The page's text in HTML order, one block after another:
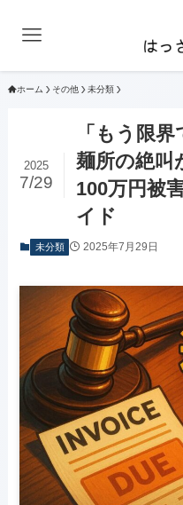
ホーム その他 未分類
「もう限
麺所の絶叫
100万円被
イド
2025
7/29
未分類 2025年7月29日